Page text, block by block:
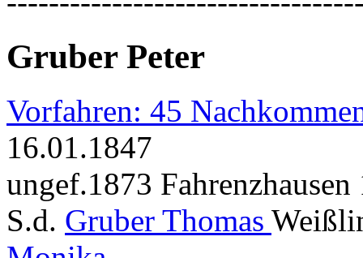
Gruber Peter
Vorfahren: 45
16.01.1847
ungef.1873
S.d. Gruber Thomas